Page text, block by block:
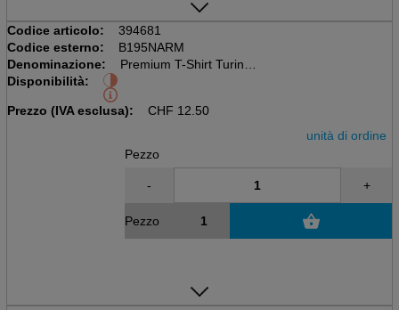
Codice articolo:
394681
Codice esterno:
B195NARM
Denominazione:
Premium T-Shirt Turin M
Disponibilità:
Prezzo (IVA esclusa): CHF 12.50
unità di ordine
Pezzo
- +
Pezzo